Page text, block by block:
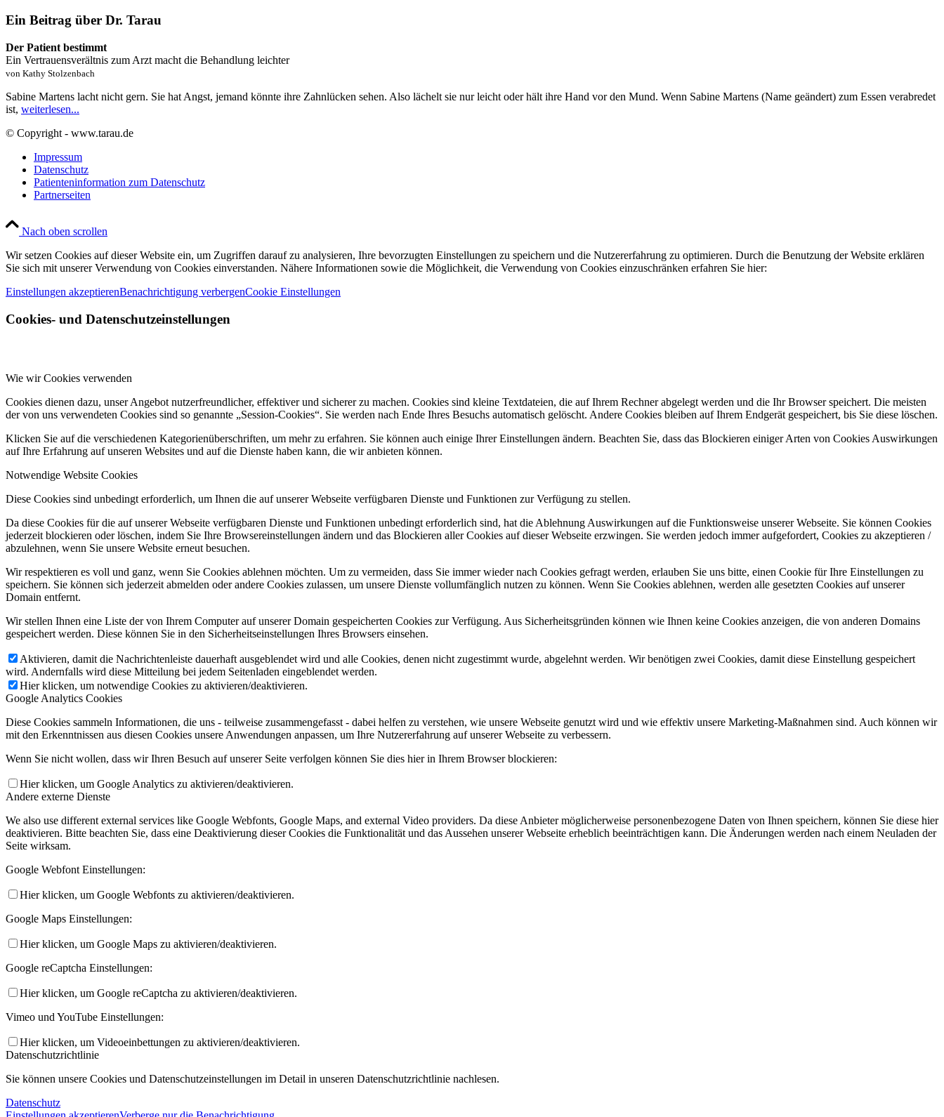
Ein Beitrag über Dr. Tarau
Der Patient bestimmt
Ein Vertrauensverältnis zum Arzt macht die Behandlung leichter
von Kathy Stolzenbach
Sabine Martens lacht nicht gern. Sie hat Angst, jemand könnte ihre Zahnlücken sehen. Also lächelt sie nur leicht oder hält ihre Hand vor den Mund. Wenn Sabine Martens (Name geändert) zum Essen verabredet
ist, weiterlesen...
© Copyright - www.tarau.de
Impressum
Datenschutz
Patienteninformation zum Datenschutz
Partnerseiten
Nach oben scrollen
Wir setzen Cookies auf dieser Website ein, um Zugriffen darauf zu analysieren, Ihre bevorzugten Einstellungen zu speichern und die Nutzererfahrung zu optimieren. Durch die Benutzung der Website erklären
Sie sich mit unserer Verwendung von Cookies einverstanden. Nähere Informationen sowie die Möglichkeit, die Verwendung von Cookies einzuschränken erfahren Sie hier:
Einstellungen akzeptierenBenachrichtigung verbergenCookie Einstellungen
Cookies- und Datenschutzeinstellungen
Wie wir Cookies verwenden
Cookies dienen dazu, unser Angebot nutzerfreundlicher, effektiver und sicherer zu machen. Cookies sind kleine Textdateien, die auf Ihrem Rechner abgelegt werden und die Ihr Browser speichert. Die meisten
der von uns verwendeten Cookies sind so genannte „Session-Cookies“. Sie werden nach Ende Ihres Besuchs automatisch gelöscht. Andere Cookies bleiben auf Ihrem Endgerät gespeichert, bis Sie diese löschen.
Klicken Sie auf die verschiedenen Kategorienüberschriften, um mehr zu erfahren. Sie können auch einige Ihrer Einstellungen ändern. Beachten Sie, dass das Blockieren einiger Arten von Cookies Auswirkungen
auf Ihre Erfahrung auf unseren Websites und auf die Dienste haben kann, die wir anbieten können.
Notwendige Website Cookies
Diese Cookies sind unbedingt erforderlich, um Ihnen die auf unserer Webseite verfügbaren Dienste und Funktionen zur Verfügung zu stellen.
Da diese Cookies für die auf unserer Webseite verfügbaren Dienste und Funktionen unbedingt erforderlich sind, hat die Ablehnung Auswirkungen auf die Funktionsweise unserer Webseite. Sie können Cookies
jederzeit blockieren oder löschen, indem Sie Ihre Browsereinstellungen ändern und das Blockieren aller Cookies auf dieser Webseite erzwingen. Sie werden jedoch immer aufgefordert, Cookies zu akzeptieren /
abzulehnen, wenn Sie unsere Website erneut besuchen.
Wir respektieren es voll und ganz, wenn Sie Cookies ablehnen möchten. Um zu vermeiden, dass Sie immer wieder nach Cookies gefragt werden, erlauben Sie uns bitte, einen Cookie für Ihre Einstellungen zu
speichern. Sie können sich jederzeit abmelden oder andere Cookies zulassen, um unsere Dienste vollumfänglich nutzen zu können. Wenn Sie Cookies ablehnen, werden alle gesetzten Cookies auf unserer
Domain entfernt.
Wir stellen Ihnen eine Liste der von Ihrem Computer auf unserer Domain gespeicherten Cookies zur Verfügung. Aus Sicherheitsgründen können wie Ihnen keine Cookies anzeigen, die von anderen Domains
gespeichert werden. Diese können Sie in den Sicherheitseinstellungen Ihres Browsers einsehen.
Aktivieren, damit die Nachrichtenleiste dauerhaft ausgeblendet wird und alle Cookies, denen nicht zugestimmt wurde, abgelehnt werden. Wir benötigen zwei Cookies, damit diese Einstellung gespeichert
wird. Andernfalls wird diese Mitteilung bei jedem Seitenladen eingeblendet werden.
Hier klicken, um notwendige Cookies zu aktivieren/deaktivieren.
Google Analytics Cookies
Diese Cookies sammeln Informationen, die uns - teilweise zusammengefasst - dabei helfen zu verstehen, wie unsere Webseite genutzt wird und wie effektiv unsere Marketing-Maßnahmen sind. Auch können wir
mit den Erkenntnissen aus diesen Cookies unsere Anwendungen anpassen, um Ihre Nutzererfahrung auf unserer Webseite zu verbessern.
Wenn Sie nicht wollen, dass wir Ihren Besuch auf unserer Seite verfolgen können Sie dies hier in Ihrem Browser blockieren:
Hier klicken, um Google Analytics zu aktivieren/deaktivieren.
Andere externe Dienste
We also use different external services like Google Webfonts, Google Maps, and external Video providers. Da diese Anbieter möglicherweise personenbezogene Daten von Ihnen speichern, können Sie diese hier
deaktivieren. Bitte beachten Sie, dass eine Deaktivierung dieser Cookies die Funktionalität und das Aussehen unserer Webseite erheblich beeinträchtigen kann. Die Änderungen werden nach einem Neuladen der
Seite wirksam.
Google Webfont Einstellungen:
Hier klicken, um Google Webfonts zu aktivieren/deaktivieren.
Google Maps Einstellungen:
Hier klicken, um Google Maps zu aktivieren/deaktivieren.
Google reCaptcha Einstellungen:
Hier klicken, um Google reCaptcha zu aktivieren/deaktivieren.
Vimeo und YouTube Einstellungen:
Hier klicken, um Videoeinbettungen zu aktivieren/deaktivieren.
Datenschutzrichtlinie
Sie können unsere Cookies und Datenschutzeinstellungen im Detail in unseren Datenschutzrichtlinie nachlesen.
Datenschutz